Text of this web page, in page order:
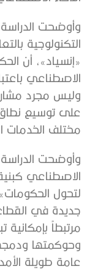
وأوضحت
التكنولوجية
«إنسياد»، أن
الاصطناعي
وليس مجرد
على توسيع
مختلف الخدمات
وأوضحت
الاصطناعي
لتحول
جديدة في
مرتبطاً
وحوكمتها
عامة طويلة الأمد.